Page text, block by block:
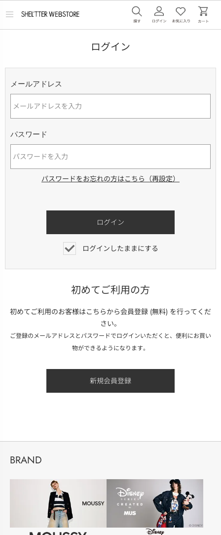
メ
ログイン
メールアドレス
パスワード
パスワードをお忘れの方はこちら（再設定）
ログインしたままにする
初めてご利用の方
初めてご利用のお客様はこちらから会員登録 (無料) を行ってくだ
さい。
ご登録のメールアドレスとパスワードでログインいただくと、便利にお買い
物ができるようになります。
BRAND